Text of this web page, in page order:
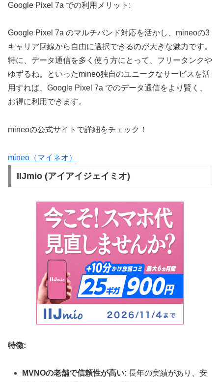
Google Pixel 7a での利用メリット:
Google Pixel 7a のマルチバンド対応を活かし、mineoの3
キャリア回線から自由に選択できるのが大きな魅力です。
特に、データ通信を多く使う方にとって、フリータンクや
ゆずるね。といったmineo独自のユニークなサービスを活
用すれば、Google Pixel 7a でのデータ通信をより賢く、
お得に利用できます。
mineoの公式サイトで詳細をチェック！
mineo（マイネオ）
IIJmio (アイアイジェイミオ)
特徴:
MVNOの老舗で信頼性が高い: 長年の実績があり、安